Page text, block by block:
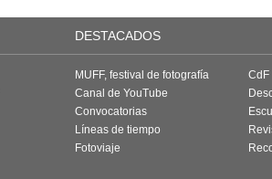
DESTACADOS
MUFF, festival de fotografía
Canal de YouTube
Convocatorias
Líneas de tiempo
Fotoviaje
CdF